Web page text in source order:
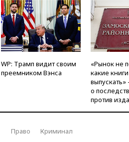
WP: Трамп видит своим
преемником Вэнса
«Рынок не
какие
о
против
Право Криминал